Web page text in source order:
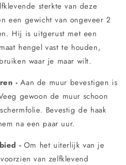
sterkte van deze
een gewicht van ongeveer 2
Hij is uitgerust met een
hengel vast te houden,
waar je maar wilt.
-Aan de muur bevestigen is
gewoon de muur schoon
Bevestig de haak
na een paar uur.
- Om het uiterlijk van je
van zelfklevend